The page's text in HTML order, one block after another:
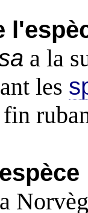
a la
les